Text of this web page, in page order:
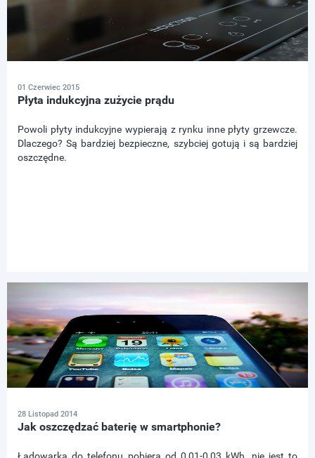
01 Czerwiec 2015
Płyta indukcyjna zużycie prądu
Powoli płyty indukcyjne wypierają z rynku inne płyty grzewcze.
Dlaczego? Są bardziej bezpieczne, szybciej gotują i są bardziej
oszczędne.
28 Listopad 2014
Jak oszczędzać baterię w smartphonie?